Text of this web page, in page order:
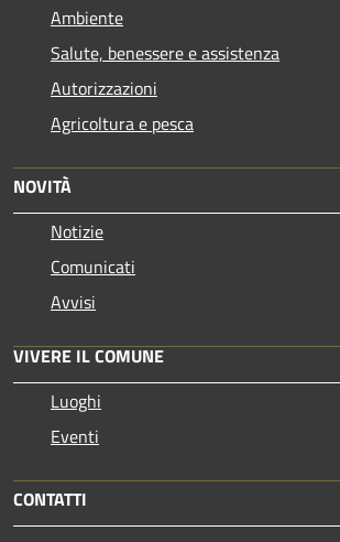
Ambiente
Salute, benessere e assistenza
Autorizzazioni
Agricoltura e pesca
NOVITÀ
Notizie
Comunicati
Avvisi
VIVERE IL COMUNE
Luoghi
Eventi
CONTATTI